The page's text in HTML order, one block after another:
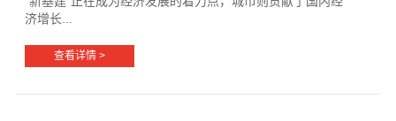
济增长...
查看详情 >